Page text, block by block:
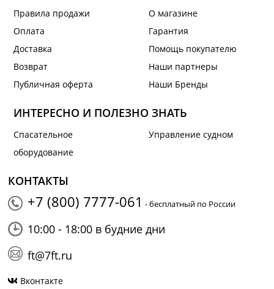
Правила продажи
Оплата
Доставка
Возврат
Публичная оферта
О магазине
Гарантия
Помощь покупателю
Наши партнеры
Наши Бренды
ИНТЕРЕСНО И ПОЛЕЗНО ЗНАТЬ
Спасательное
оборудование
Управление судном
КОНТАКТЫ
+7 (800) 7777-061 - бесплатный по России
10:00 - 18:00 в будние дни
ft@7ft.ru
Вконтакте